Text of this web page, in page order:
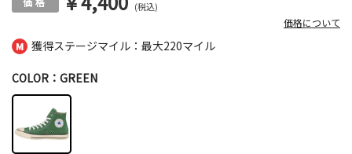
獲得ステージマイル：最大220マイル
(税込)
価格について
COLOR：GREEN